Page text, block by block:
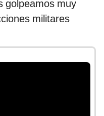
golpeamos muy
militares